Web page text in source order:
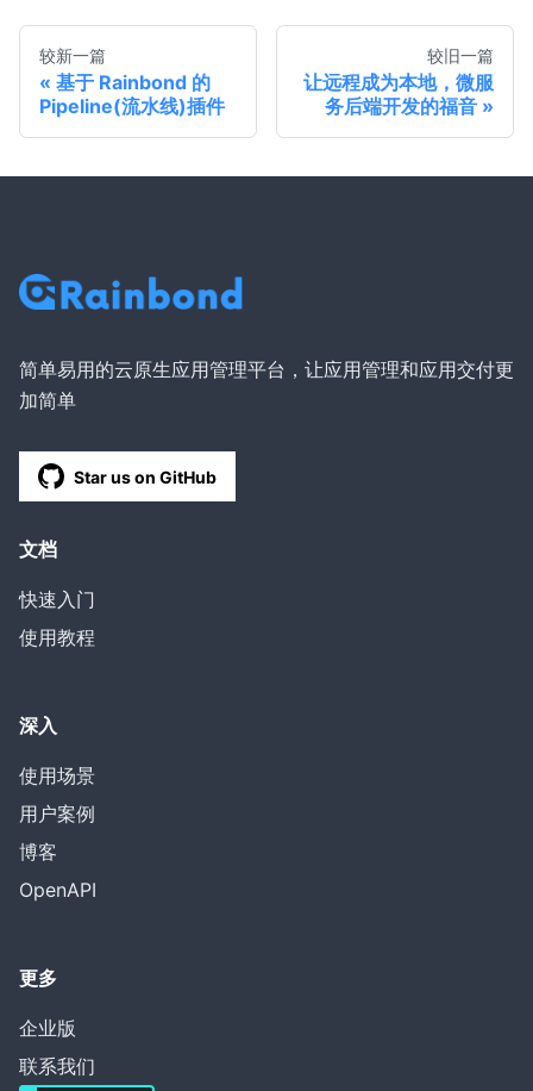
较新一篇
基于 Rainbond 的
Pipeline(流水线)插件
较旧一篇
让远程成为本地，微服
务后端开发的福音
简单易用的云原生应用管理平台，让应用管理和应用交付更
加简单
Star us on GitHub
文档
快速入门
使用教程
深入
使用场景
用户案例
博客
OpenAPI
更多
企业版
联系我们